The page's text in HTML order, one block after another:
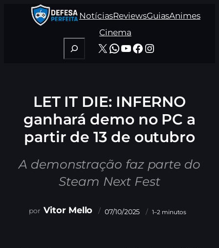
NotíciasReviewsGuiasAnimes
Cinema
Pesquisar
X WhatsApp
Youtube
Facebook
Instagram
LET IT DIE: INFERNO
ganhará demo no PC a
partir de 13 de outubro
A demonstração faz parte do
Steam Next Fest
Vitor Mello 07/10/2025 1–2 minutos